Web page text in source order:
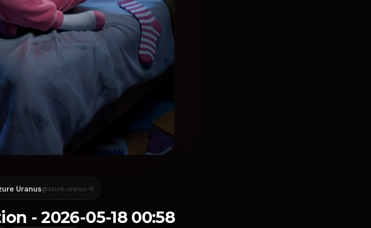
Uranus@azure-uranus-6
- 2026-05-18 00:58